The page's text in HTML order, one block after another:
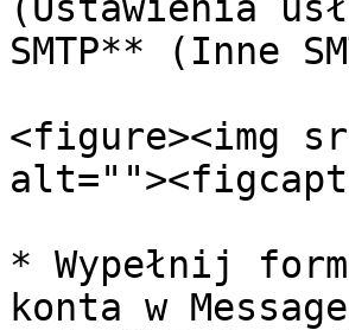
SMTP** (Inne
<figure><img
* Wypełnij
konta w